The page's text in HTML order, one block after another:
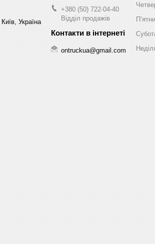
Україна
+380 (50) 722-04-40
Відділ продажів
ontruckua@gmail.com